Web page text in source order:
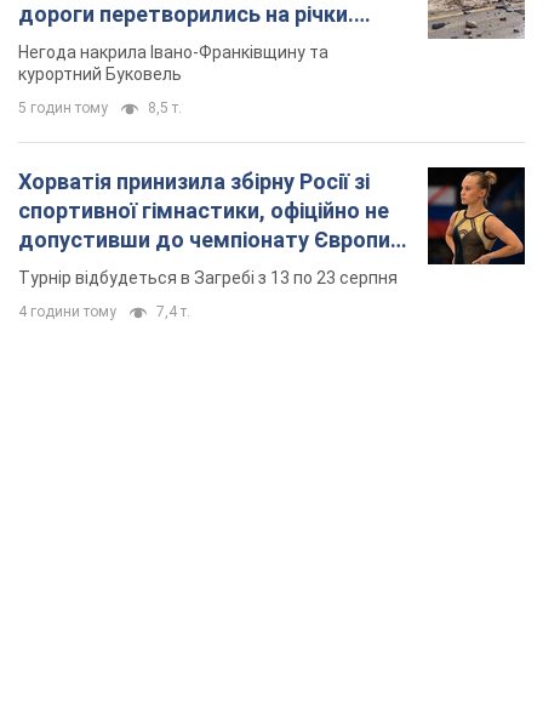
дороги перетворились на річки.
Відео
Негода накрила Івано-Франківщину та
курортний Буковель
5 годин тому 8,5 т.
Хорватія принизила збірну Росії зі
спортивної гімнастики, офіційно не
допустивши до чемпіонату Європи
основних спортсменів
Турнір відбудеться в Загребі з 13 по 23 серпня
4 години тому 7,4 т.